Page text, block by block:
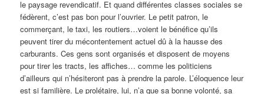
le paysage revendicatif. Et quand différentes classes sociales se
fédèrent, c’est pas bon pour l’ouvrier. Le petit patron, le
commerçant, le taxi, les routiers…voient le bénéfice qu’ils
peuvent tirer du mécontentement actuel dû à la hausse des
carburants. Ces gens sont organisés et disposent de moyens
pour tirer les tracts, les affiches… comme les politiciens
d’ailleurs qui n’hésiteront pas à prendre la parole. L’éloquence leur
est si familière. Le prolétaire, lui, n’a que sa bonne volonté, sa